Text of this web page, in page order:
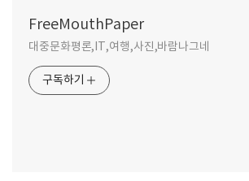
FreeMouthPaper
대중문화평론,IT,여행,사진,바람나그네
구독하기